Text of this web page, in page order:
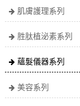
肌膚護理系列
胜肽植泌素系列
蘊髮儀器系列
美容系列